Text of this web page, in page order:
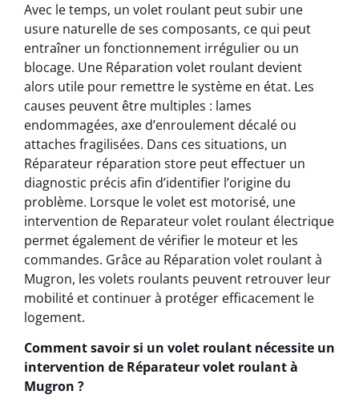
Avec le temps, un volet roulant peut subir une
usure naturelle de ses composants, ce qui peut
entraîner un fonctionnement irrégulier ou un
blocage. Une Réparation volet roulant devient
alors utile pour remettre le système en état. Les
causes peuvent être multiples : lames
endommagées, axe d’enroulement décalé ou
attaches fragilisées. Dans ces situations, un
Réparateur réparation store peut effectuer un
diagnostic précis afin d’identifier l’origine du
problème. Lorsque le volet est motorisé, une
intervention de Reparateur volet roulant électrique
permet également de vérifier le moteur et les
commandes. Grâce au Réparation volet roulant à
Mugron, les volets roulants peuvent retrouver leur
mobilité et continuer à protéger efficacement le
logement.
Comment savoir si un volet roulant nécessite un
intervention de Réparateur volet roulant à
Mugron ?